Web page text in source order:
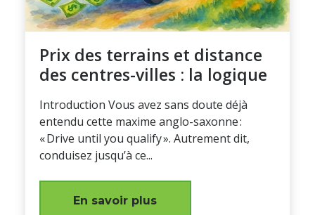
Prix des terrains et distance
des centres-villes : la logique
Introduction Vous avez sans doute déjà
entendu cette maxime anglo-saxonne :
« Drive until you qualify ». Autrement dit,
conduisez jusqu’à ce...
En savoir plus